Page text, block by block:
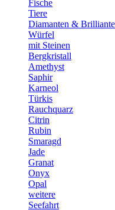
Fische
Tiere
Diamanten &
Würfel
mit Steinen
Bergkristall
Amethyst
Saphir
Karneol
Türkis
Rauchquarz
Citrin
Rubin
Smaragd
Jade
Granat
Onyx
Opal
weitere
Seefahrt